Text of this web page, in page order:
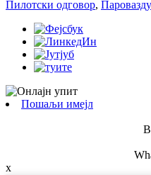
Пилотски одговор,
Пошаљи имејл
x